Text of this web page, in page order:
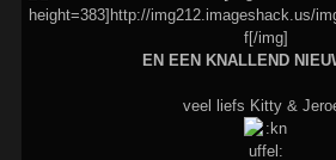
EN EEN KNALLEND
veel liefs Kitty &